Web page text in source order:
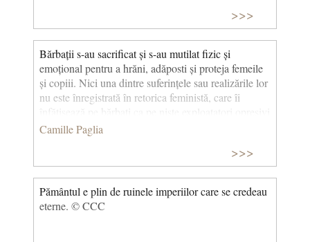
>>>
Bărbații s-au sacrificat și s-au mutilat fizic și
emoțional pentru a hrăni, adăposti și proteja femeile
și copiii. Nici una dintre suferințele sau realizările lor
nu este înregistrată în retorica feministă, care îi
înfățișează pe bărbați ca pe niște exploatatori opresivi
și insensibili. © CCC
Camille Paglia
>>>
Pământul e plin de ruinele imperiilor care se credeau
eterne. © CCC